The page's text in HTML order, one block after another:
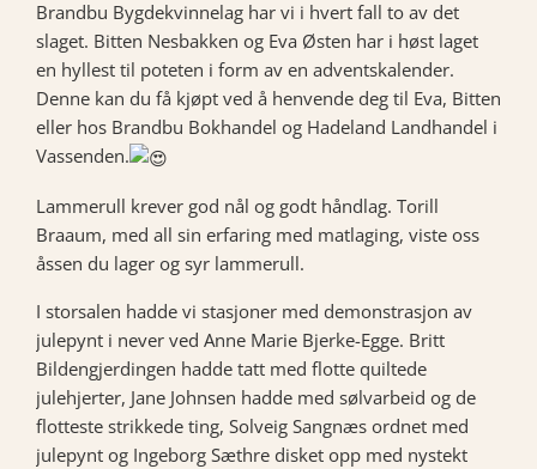
Brandbu Bygdekvinnelag har vi i hvert fall to av det
slaget. Bitten Nesbakken og Eva Østen har i høst laget
en hyllest til poteten i form av en adventskalender.
Denne kan du få kjøpt ved å henvende deg til Eva, Bitten
eller hos Brandbu Bokhandel og Hadeland Landhandel i
Vassenden.
Lammerull krever god nål og godt håndlag. Torill
Braaum, med all sin erfaring med matlaging, viste oss
åssen du lager og syr lammerull.
I storsalen hadde vi stasjoner med demonstrasjon av
julepynt i never ved Anne Marie Bjerke-Egge. Britt
Bildengjerdingen hadde tatt med flotte quiltede
julehjerter, Jane Johnsen hadde med sølvarbeid og de
flotteste strikkede ting, Solveig Sangnæs ordnet med
julepynt og Ingeborg Sæthre disket opp med nystekt